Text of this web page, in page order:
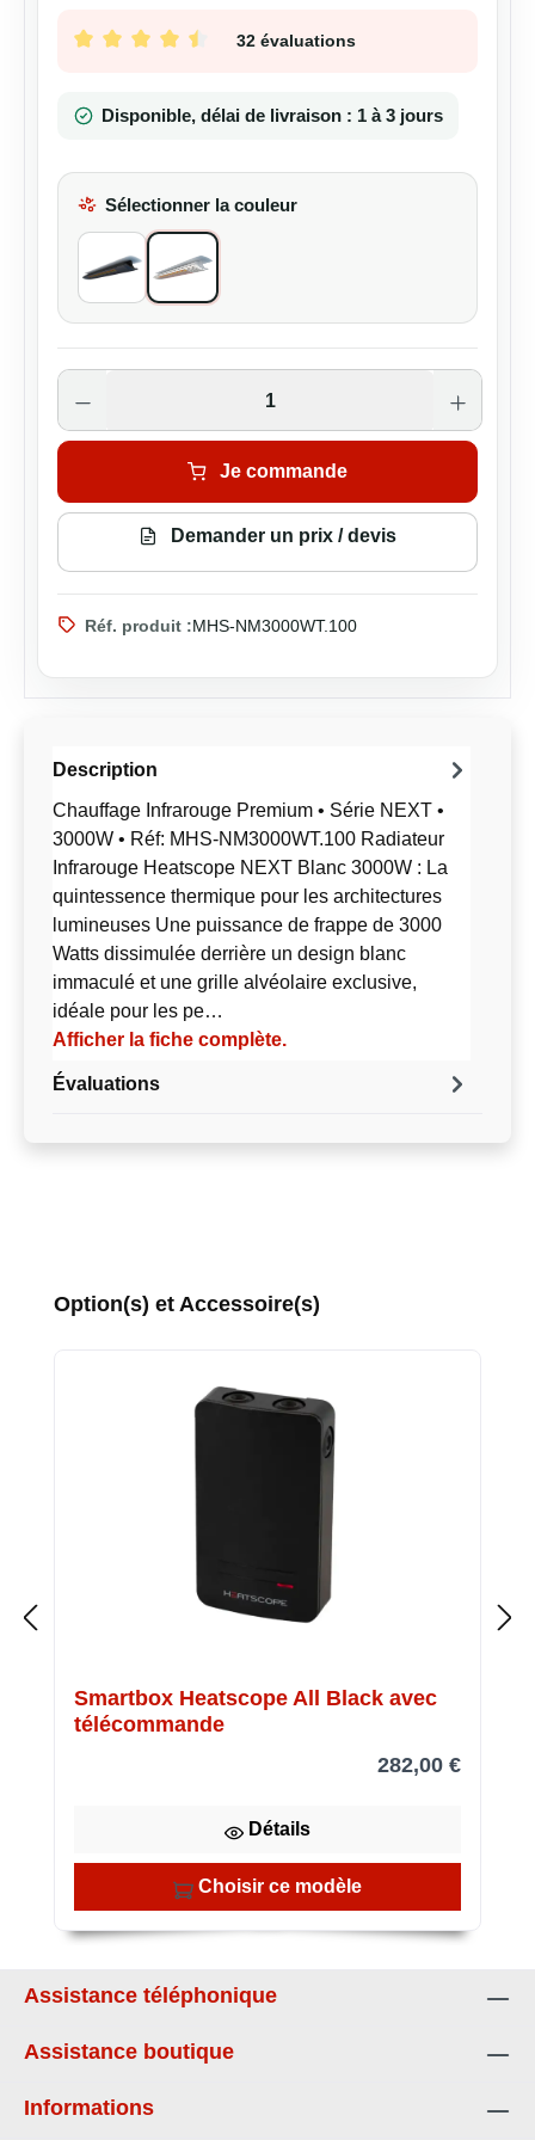
Note moyenne de 4.59 sur 5 étoiles
32 évaluations
Disponible, délai de livraison : 1 à 3 jours
Sélectionner la couleur
All BlackBlanc
Quantité de produit : Entrez la quantité
Je commande
Demander un prix / devis
Réf. produit :MHS-NM3000WT.100
Description
Chauffage Infrarouge Premium • Série NEXT •
3000W • Réf: MHS-NM3000WT.100 Radiateur
Infrarouge Heatscope NEXT Blanc 3000W : La
quintessence thermique pour les architectures
lumineuses Une puissance de frappe de 3000
Watts dissimulée derrière un design blanc
immaculé et une grille alvéolaire exclusive,
idéale pour les pe…
Afficher la fiche complète.
Évaluations
Ignorer la galerie de produits
Option(s) et Accessoire(s)
Smartbox Heatscope All Black avec
télécommande
282,00 €
Détails
Choisir ce modèle
Assistance téléphonique
Assistance boutique
Informations